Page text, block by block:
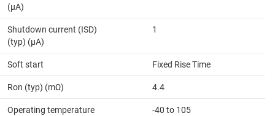
(µA)
Shutdown current (ISD)
(typ) (µA)
1
Soft start Fixed Rise Time
Ron (typ) (mΩ) 4.4
Operating temperature
-40 to 105